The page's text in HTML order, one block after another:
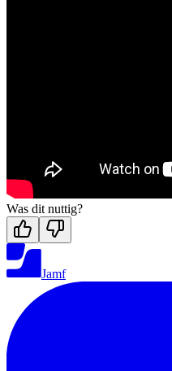
Was dit nuttig?
Jamf